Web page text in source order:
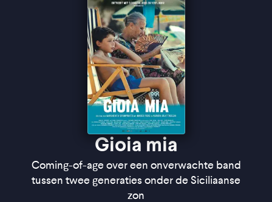
Gioia mia
Coming-of-age over een onverwachte band
tussen twee generaties onder de Siciliaanse
zon